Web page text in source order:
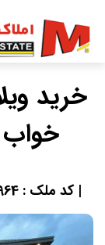
خواب
| کد ملک : 726964